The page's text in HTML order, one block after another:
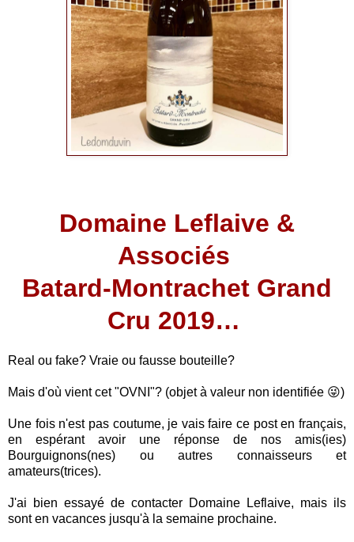
Domaine Leflaive &
Associés
Batard-Montrachet Grand
Cru 2019…
Real ou fake? Vraie ou fausse bouteille?
Mais d'où vient cet "OVNI"? (objet à valeur non identifiée 😜)
Une fois n'est pas coutume, je vais faire ce post en français,
en espérant avoir une réponse de nos amis(ies)
Bourguignons(nes) ou autres connaisseurs et
amateurs(trices).
J'ai bien essayé de contacter Domaine Leflaive, mais ils
sont en vacances jusqu'à la semaine prochaine.